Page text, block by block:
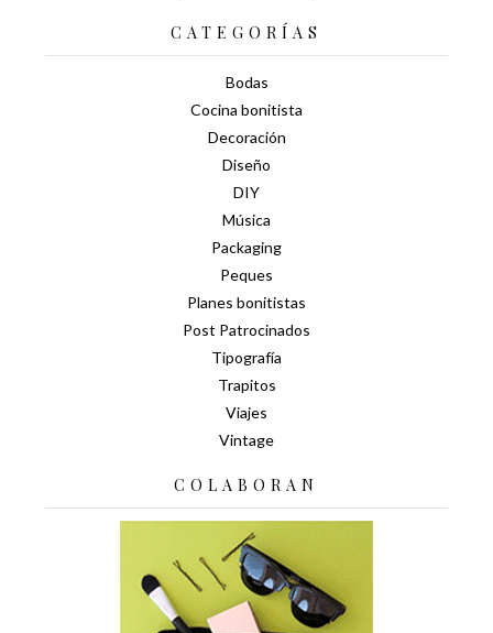
CATEGORÍAS
Bodas
Cocina bonitista
Decoración
Diseño
DIY
Música
Packaging
Peques
Planes bonitistas
Post Patrocinados
Tipografía
Trapitos
Viajes
Vintage
COLABORAN